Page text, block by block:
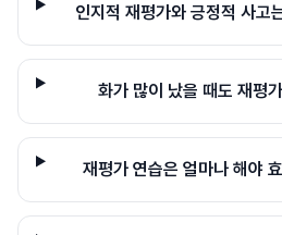
인지적 재평가와 긍정적 사고
화가 많이 났을 때도 재평
재평가 연습은 얼마나 해야